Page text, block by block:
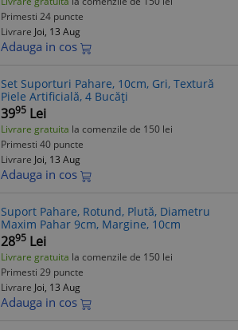
Primesti 24 puncte
Livrare Joi, 13 Aug
Adauga in cos
Set Suporturi Pahare, 10cm, Gri, Textură
Piele Artificială, 4 Bucăți
3995 Lei
Livrare gratuita la comenzile de 150 lei
Primesti 40 puncte
Livrare Joi, 13 Aug
Adauga in cos
Suport Pahare, Rotund, Plută, Diametru
Maxim Pahar 9cm, Margine, 10cm
2895 Lei
Livrare gratuita la comenzile de 150 lei
Primesti 29 puncte
Livrare Joi, 13 Aug
Adauga in cos